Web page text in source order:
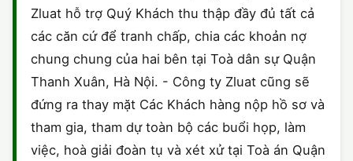
Zluat hỗ trợ Quý Khách thu thập đầy đủ tất cả
các căn cứ để tranh chấp, chia các khoản nợ
chung chung của hai bên tại Toà dân sự Quận
Thanh Xuân, Hà Nội. - Công ty Zluat cũng sẽ
đứng ra thay mặt Các Khách hàng nộp hồ sơ và
tham gia, tham dự toàn bộ các buổi họp, làm
việc, hoà giải đoàn tụ và xét xử tại Toà án Quận